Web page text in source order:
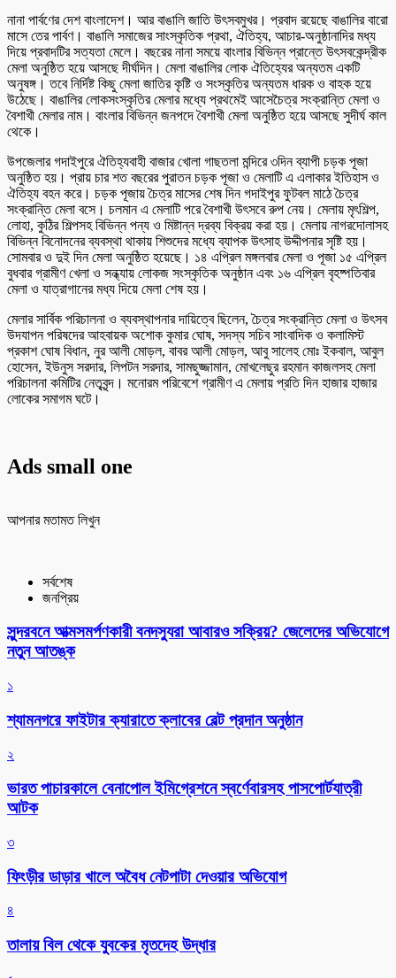
নানা পার্বণের দেশ বাংলাদেশ। আর বাঙালি জাতি উৎসবমুখর। প্রবাদ রয়েছে বাঙালির বারো
মাসে তের পার্বণ। বাঙালি সমাজের সাংস্কৃতিক প্রথা, ঐতিহ্য, আচার-অনুষ্ঠানাদির মধ্য
দিয়ে প্রবাদটির সত্যতা মেলে। বছরের নানা সময়ে বাংলার বিভিন্ন প্রান্তে উৎসবকেন্দ্রীক
মেলা অনুষ্ঠিত হয়ে আসছে দীর্ঘদিন। মেলা বাঙালির লোক ঐতিহ্যের অন্যতম একটি
অনুষঙ্গ। তবে নির্দিষ্ট কিছু মেলা জাতির কৃষ্টি ও সংস্কৃতির অন্যতম ধারক ও বাহক হয়ে
উঠেছে। বাঙালির লোকসংস্কৃতির মেলার মধ্যে প্রথমেই আসেচৈত্র সংক্রান্তি মেলা ও
বৈশাখী মেলার নাম। বাংলার বিভিন্ন জনপদে বৈশাখী মেলা অনুষ্ঠিত হয়ে আসছে সুদীর্ঘ কাল
থেকে।
উপজেলার গদাইপুরে ঐতিহ্যবাহী বাজার খোলা গাছতলা মন্দিরে ৩দিন ব্যাপী চড়ক পূজা
অনুষ্ঠিত হয়। প্রায় চার শত বছরের পুরাতন চড়ক পূজা ও মেলাটি এ এলাকার ইতিহাস ও
ঐতিহ্য বহন করে। চড়ক পূজায় চৈত্র মাসের শেষ দিন গদাইপুর ফুটবল মাঠে চৈত্র
সংক্রান্তি মেলা বসে। চলমান এ মেলাটি পরে বৈশাখী উৎসবে রুপ নেয়। মেলায় মৃৎশিল্প,
লোহা, কুঠির শিল্পসহ বিভিন্ন পন্য ও মিষ্টান্ন দ্রব্য বিক্রয় করা হয়। মেলায় নাগরদোলাসহ
বিভিন্ন বিনোদনের ব্যবস্থা থাকায় শিশুদের মধ্যে ব্যাপক উৎসাহ উদ্দীপনার সৃষ্টি হয়।
সোমবার ও দুই দিন মেলা অনুষ্ঠিত হয়েছে। ১৪ এপ্রিল মঙ্গলবার মেলা ও পূজা ১৫ এপ্রিল
বুধবার গ্রামীণ খেলা ও সন্ধ্যায় লোকজ সংস্কৃতিক অনুষ্ঠান এবং ১৬ এপ্রিল বৃহষ্পতিবার
মেলা ও যাত্রাগানের মধ্য দিয়ে মেলা শেষ হয়।
মেলার সার্বিক পরিচালনা ও ব্যবস্থাপনার দায়িত্বে ছিলেন, চৈত্র সংক্রান্তি মেলা ও উৎসব
উদযাপন পরিষদের আহবায়ক অশোক কুমার ঘোষ, সদস্য সচিব সাংবাদিক ও কলামিস্ট
প্রকাশ ঘোষ বিধান, নুর আলী মোড়ল, বাবর আলী মোড়ল, আবু সালেহ মোঃ ইকবাল, আবুল
হোসেন, ইউনুস সরদার, লিপটন সরদার, সামছুজ্জামান, মোখলেছুর রহমান কাজলসহ মেলা
পরিচালনা কমিটির নেতৃবৃন্দ। মনোরম পরিবেশে গ্রামীণ এ মেলায় প্রতি দিন হাজার হাজার
লোকের সমাগম ঘটে।
Ads small one
আপনার মতামত লিখুন
সর্বশেষ
জনপ্রিয়
সুন্দরবনে আত্মসমর্পণকারী বনদস্যুরা আবারও সক্রিয়? জেলেদের অভিযোগে
নতুন আতঙ্ক
১
শ্যামনগরে ফাইটার ক্যারাতে ক্লাবের বেল্ট প্রদান অনুষ্ঠান
২
ভারত পাচারকালে বেনাপোল ইমিগ্রেশনে স্বর্ণেবারসহ পাসপোর্টযাত্রী
আটক
৩
ফিংড়ীর ডাড়ার খালে অবৈধ নেটপাটা দেওয়ার অভিযোগ
৪
তালায় বিল থেকে যুবকের মৃতদেহ উদ্ধার